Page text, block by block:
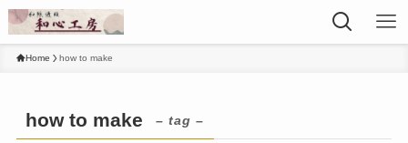
Home how to make
how to make – tag –